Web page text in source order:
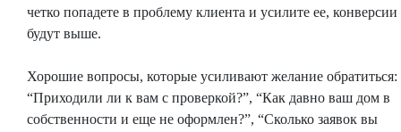
четко попадете в проблему клиента и усилите ее, конверсии
будут выше.
Хорошие вопросы, которые усиливают желание обратиться:
“Приходили ли к вам с проверкой?”, “Как давно ваш дом в
собственности и еще не оформлен?”, “Сколько заявок вы